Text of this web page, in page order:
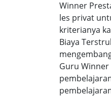
Winner
les privat
kriterianya
Biaya
Guru